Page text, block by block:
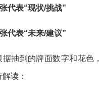
代表“现状/挑战”
代表“未来/建议”
据抽到的牌面数字和花色
读：